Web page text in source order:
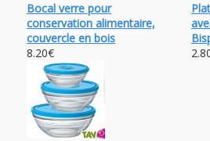
Bocal verre pour
conservation alimentaire,
couvercle en bois
8.20€